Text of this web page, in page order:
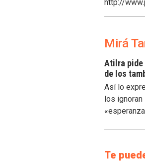
http://
Mirá
Atilra pide
de los
Así lo
los
Te